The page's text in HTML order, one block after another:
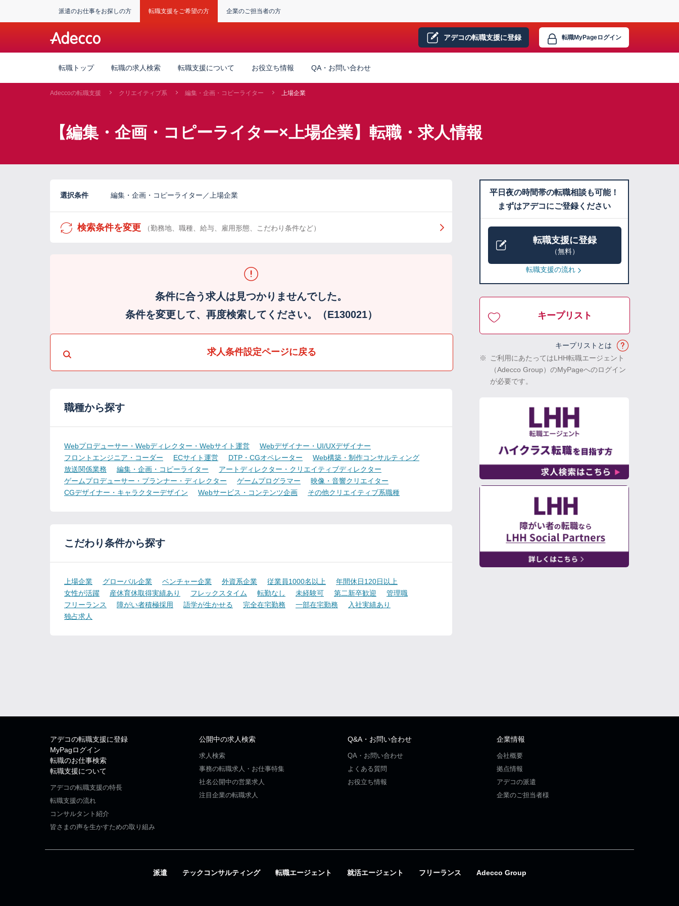
派遣のお仕事をお探しの方 転職支援をご希望の方 企業のご担当者の方
アデコの転職支援に登録 転職MyPageログイン
転職トップ 転職の求人検索 転職支援について お役立ち情報 QA・お問い合わせ
Adeccoの転職支援 クリエイティブ系 編集・企画・コピーライター 上場企業
【編集・企画・コピーライター×上場企業】転職・求人情報
選択条件 編集・企画・コピーライター／上場企業
検索条件を変更 （勤務地、職種、給与、雇用形態、こだわり条件など）
条件に合う求人は見つかりませんでした。
条件を変更して、再度検索してください。（E130021）
求人条件設定ページに戻る
職種から探す
Webプロデューサー・Webディレクター・Webサイト運営
Webデザイナー・UI/UXデザイナー
フロントエンジニア・コーダー
ECサイト運営 DTP・CGオペレーター
Web構築・制作コンサルティング
放送関係業務
編集・企画・コピーライター
アートディレクター・クリエイティブディレクター
ゲームプロデューサー・プランナー・ディレクター
ゲームプログラマー
映像・音響クリエイター
CGデザイナー・キャラクターデザイン
Webサービス・コンテンツ企画 その他クリエイティブ系職種
こだわり条件から探す
上場企業 グローバル企業 ベンチャー企業 外資系企業 従業員1000名以上
年間休日120日以上
女性が活躍
産休育休取得実績あり フレックスタイム 転勤なし 未経験可 第二新卒歓迎
管理職
フリーランス
障がい者積極採用 語学が生かせる 完全在宅勤務 一部在宅勤務
入社実績あり
独占求人
平日夜の時間帯の転職相談も可能！
まずはアデコにご登録ください
転職支援に登録
（無料）
転職支援の流れ
キープリスト
キープリストとは
※
ご利用にあたってはLHH転職エージェント
（Adecco Group）のMyPageへのログイン
が必要です。
アデコの転職支援に登録
MyPagログイン
転職のお仕事検索
転職支援について
アデコの転職支援の特長
転職支援の流れ
コンサルタント紹介
皆さまの声を生かすための取り組み
公開中の求人検索
求人検索
事務の転職求人・お仕事特集
社名公開中の営業求人
注目企業の転職求人
Q&A・お問い合わせ
QA・お問い合わせ
よくある質問
お役立ち情報
企業情報
会社概要
拠点情報
アデコの派遣
企業のご担当者様
派遣 テックコンサルティング 転職エージェント 就活エージェント フリーランス Adecco Group